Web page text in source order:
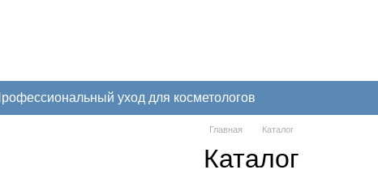
уход для косметологов
Главная Каталог
Каталог